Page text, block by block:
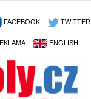
FACEBOOK - TWITTER
- ENGLISH